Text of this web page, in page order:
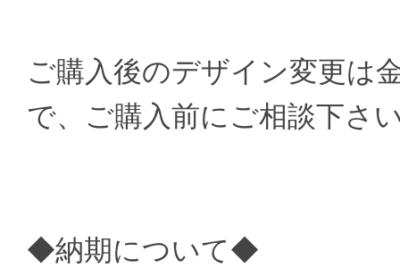
ご購入後のデザイン変更は
で、ご購入前にご相談下さ
◆納期について◆